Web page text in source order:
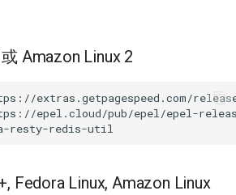
模
块 - 将
全的强
支持 -
Amazon Linux 2
extras.getpagespeed.com/
epel.cloud/pub/epel/epel-
Fedora Linux, Amazon Linux